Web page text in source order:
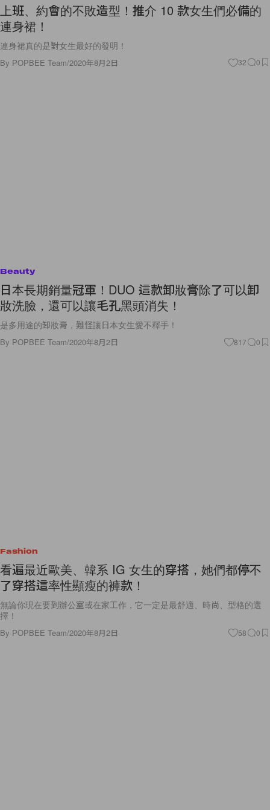
上班、約會的不敗造型！推介 10 款女生們必備的
連身裙！
連身裙真的是對女生最好的發明！
By POPBEE Team/2020年8月2日 32 0
Beauty
日本長期銷量冠軍！DUO 這款卸妝膏除了可以卸
妝洗臉，還可以讓毛孔黑頭消失！
是多用途的卸妝膏，難怪讓日本女生愛不釋手！
By POPBEE Team/2020年8月2日 817 0
Fashion
看遍最近歐美、韓系 IG 女生的穿搭，她們都停不
了穿搭這率性顯瘦的褲款！
無論你現在要到辦公室或在家工作，它一定是最舒適、時尚、型格的選
擇！
By POPBEE Team/2020年8月2日 58 0